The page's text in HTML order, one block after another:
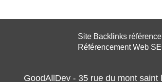
Site Backlinks
Référencement Web
GoodAllDev - 35 rue du mont